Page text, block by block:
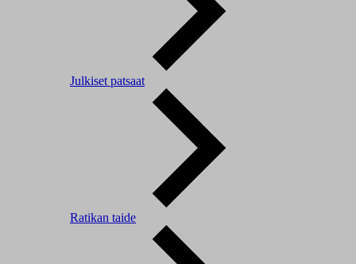
Julkiset patsaat
Ratikan taide